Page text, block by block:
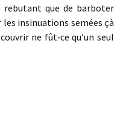
que de barboter
insinuations semées çà
ne fût‑ce qu’un seul